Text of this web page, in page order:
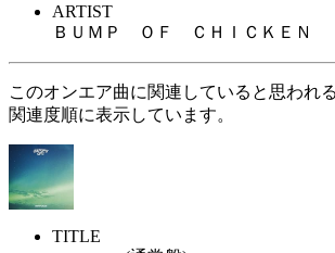
ARTIST
ＢＵＭＰ ＯＦ ＣＨＩＣＫＥＮ
このオンエア曲に関連していると思われ
関連度順に表示しています。
TITLE